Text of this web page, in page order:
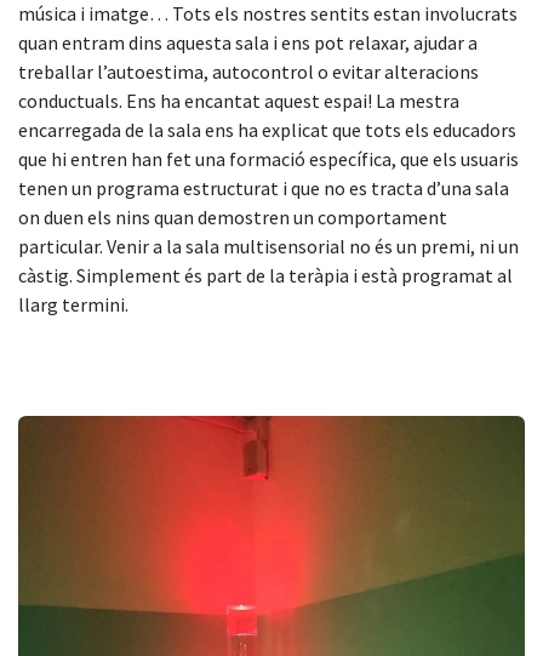
música i imatge… Tots els nostres sentits estan involucrats
quan entram dins aquesta sala i ens pot relaxar, ajudar a
treballar l’autoestima, autocontrol o evitar alteracions
conductuals. Ens ha encantat aquest espai! La mestra
encarregada de la sala ens ha explicat que tots els educadors
que hi entren han fet una formació específica, que els usuaris
tenen un programa estructurat i que no es tracta d’una sala
on duen els nins quan demostren un comportament
particular. Venir a la sala multisensorial no és un premi, ni un
càstig. Simplement és part de la teràpia i està programat al
llarg termini.